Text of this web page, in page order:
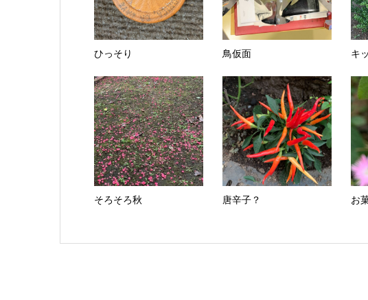
ひっそり 鳥仮面 キ
そろそろ秋 唐辛子？ お